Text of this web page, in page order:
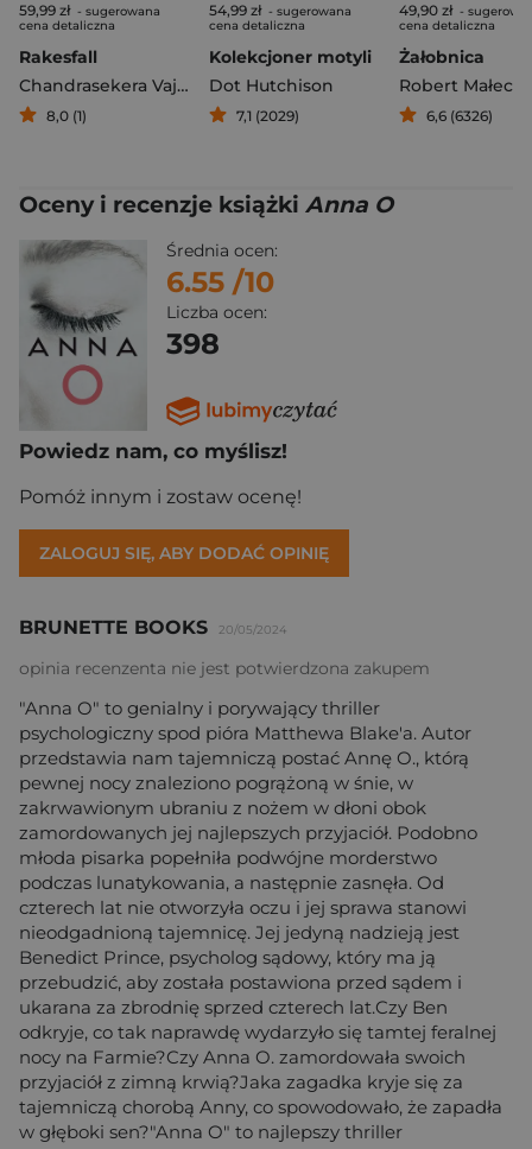
59,99 zł - sugerowana
cena detaliczna
Rakesfall
Chandrasekera Vajra
8,0 (1)
54,99 zł - sugerowana
cena detaliczna
Kolekcjoner motyli
Dot Hutchison
7,1 (2029)
49,90 zł -
cena detaliczna
Żałobnica
Robert Małecki
6,6 (6326)
Oceny i recenzje książki Anna O
Średnia ocen:
6.55 /10
Liczba ocen:
398
Powiedz nam, co myślisz!
Pomóż innym i zostaw ocenę!
ZALOGUJ SIĘ, ABY DODAĆ OPINIĘ
BRUNETTE BOOKS 20/05/2024
opinia recenzenta nie jest potwierdzona zakupem
"Anna O" to genialny i porywający thriller
psychologiczny spod pióra Matthewa Blake'a. Autor
przedstawia nam tajemniczą postać Annę O., którą
pewnej nocy znaleziono pogrążoną w śnie, w
zakrwawionym ubraniu z nożem w dłoni obok
zamordowanych jej najlepszych przyjaciół. Podobno
młoda pisarka popełniła podwójne morderstwo
podczas lunatykowania, a następnie zasnęła. Od
czterech lat nie otworzyła oczu i jej sprawa stanowi
nieodgadnioną tajemnicę. Jej jedyną nadzieją jest
Benedict Prince, psycholog sądowy, który ma ją
przebudzić, aby została postawiona przed sądem i
ukarana za zbrodnię sprzed czterech lat.Czy Ben
odkryje, co tak naprawdę wydarzyło się tamtej feralnej
nocy na Farmie?Czy Anna O. zamordowała swoich
przyjaciół z zimną krwią?Jaka zagadka kryje się za
tajemniczą chorobą Anny, co spowodowało, że zapadła
w głęboki sen?"Anna O" to najlepszy thriller